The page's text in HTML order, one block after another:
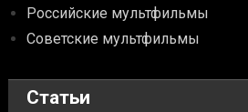
Российские мультфильмы
Советские мультфильмы
Статьи